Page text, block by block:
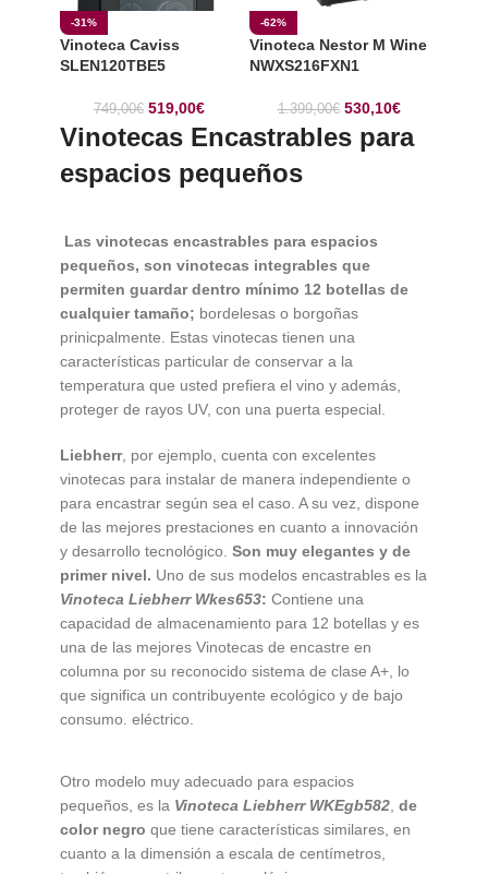
-31%
Vinoteca Caviss
SLEN120TBE5
749,00€ 519,00€
-62%
Vinoteca Nestor M Wine
NWXS216FXN1
1.399,00€ 530,10€
Vinotecas Encastrables para
espacios pequeños
Las vinotecas encastrables para espacios
pequeños, son vinotecas integrables que
permiten guardar dentro mínimo 12 botellas de
cualquier tamaño; bordelesas o borgoñas
prinicpalmente. Estas vinotecas tienen una
características particular de conservar a la
temperatura que usted prefiera el vino y además,
proteger de rayos UV, con una puerta especial.
Liebherr, por ejemplo, cuenta con excelentes
vinotecas para instalar de manera independiente o
para encastrar según sea el caso. A su vez, dispone
de las mejores prestaciones en cuanto a innovación
y desarrollo tecnológico. Son muy elegantes y de
primer nivel. Uno de sus modelos encastrables es la
Vinoteca LiebherrWkes653: Contiene una
capacidad de almacenamiento para 12 botellas y es
una de las mejores Vinotecas de encastre en
columna por su reconocido sistema de clase A+, lo
que significa un contribuyente ecológico y de bajo
consumo. eléctrico.
Otro modelo muy adecuado para espacios
pequeños, es la Vinoteca Liebherr WKEgb582 de
color negro que tiene características similares, en
cuanto a la dimensión a escala de centímetros,